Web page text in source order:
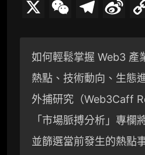
W
C
h
a
t
l
e
g
r
a
n
a
W
e
i
如何輕鬆掌握 Web3 產
熱點、技術動向、生態
外捕研究（Web3Caff
「市場脈搏分析」專欄
並篩選當前發生的熱點